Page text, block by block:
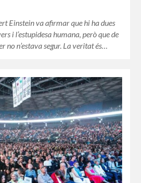
Einstein va afirmar que hi ha dues
i l’estupidesa humana, però que de
n’estava segur. La veritat és…